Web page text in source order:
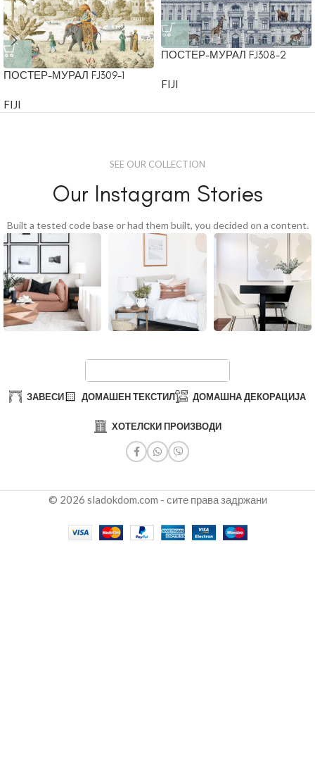
ПОСТЕР-МУРАЛ FJ309-1
FIJI
ПОСТЕР-МУРАЛ FJ308-2
FIJI
SEE OUR COLLECTION
Our Instagram Stories
Built a tested code base or had them built, you decided on a content.
ЗАВЕСИ ДОМАШЕН ТЕКСТИЛ ДОМАШНА ДЕКОРАЦИЈА
ХОТЕЛСКИ ПРОИЗВОДИ
© 2026 sladokdom.com - сите права задржани